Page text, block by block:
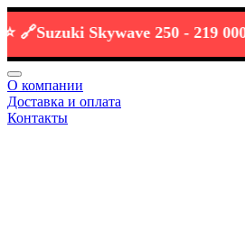
Suzuki Skywave 250 -219 000 р 💰
О компании
Доставка и оплата
Контакты